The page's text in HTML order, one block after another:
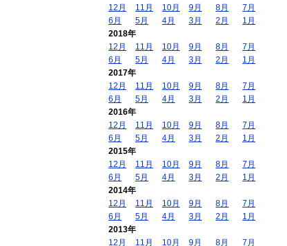
12月
11月 10月 9月 8月
7月
6月
5月 4月 3月 2月
1月
2018年
12月
11月 10月 9月 8月
7月
6月
5月 4月 3月 2月
1月
2017年
12月
11月 10月 9月 8月
7月
6月
5月 4月 3月 2月
1月
2016年
12月
11月 10月 9月 8月
7月
6月
5月 4月 3月 2月
1月
2015年
12月
11月 10月 9月 8月
7月
6月
5月 4月 3月 2月
1月
2014年
12月
11月 10月 9月 8月
7月
6月
5月 4月 3月 2月
1月
2013年
12月
11月 10月 9月 8月 7月